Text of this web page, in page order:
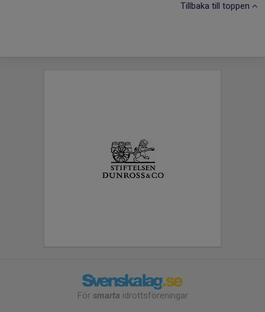
Tillbaka till toppen
För smarta idrottsföreningar